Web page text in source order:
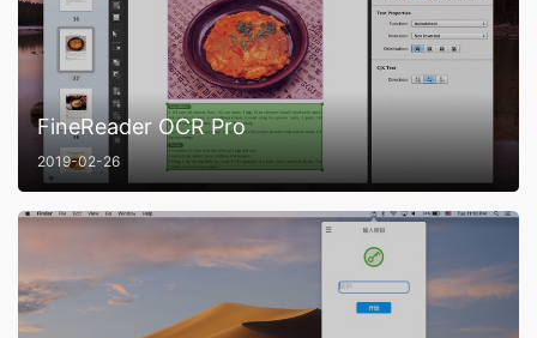
FineReader OCR Pro
2019-02-26